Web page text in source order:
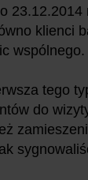
23.12.2014
klienci
wspólnego.
tego
do